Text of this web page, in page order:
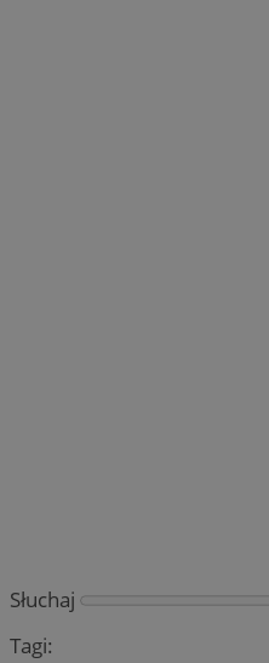
Słuchaj
Tagi: